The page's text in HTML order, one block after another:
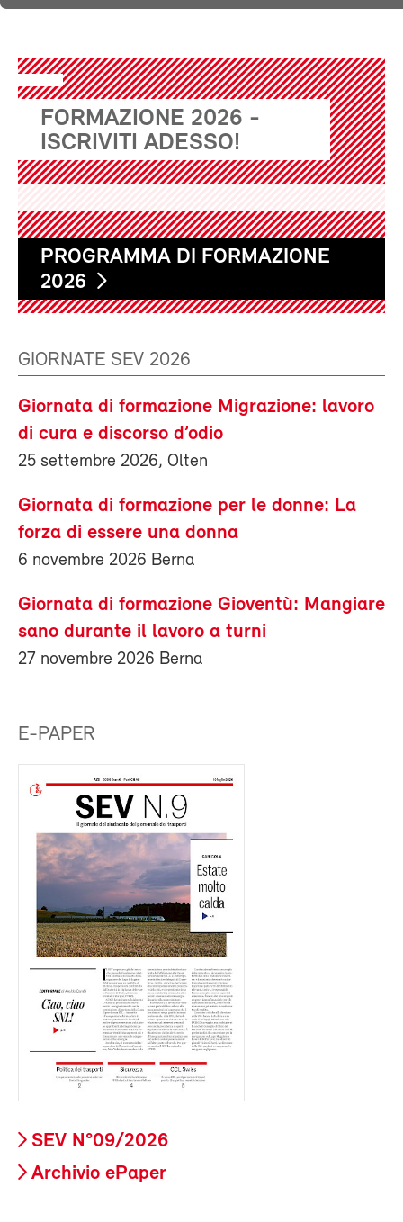
FORMAZIONE 2026 -
ISCRIVITI ADESSO!
PROGRAMMA DI FORMAZIONE
2026
GIORNATE SEV 2026
Giornata di formazione Migrazione: lavoro
di cura e discorso d’odio
25 settembre 2026, Olten
Giornata di formazione per le donne: La
forza di essere una donna
6 novembre 2026 Berna
Giornata di formazione Gioventù: Mangiare
sano durante il lavoro a turni
27 novembre 2026 Berna
E-PAPER
SEV N°09/2026
Archivio ePaper